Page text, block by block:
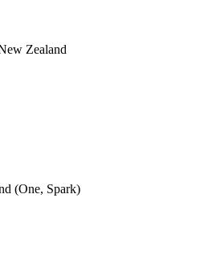
Zealand
(One, Spark)